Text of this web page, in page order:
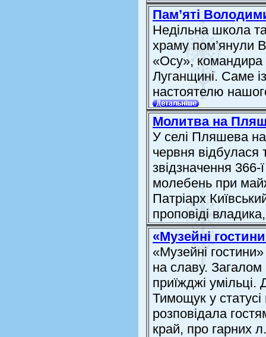
Пам’яті
Недільна школа
храму пом’янули
«Осу», командира
Луганщині. Саме
настоятелю
Молитва на
У селі Пляшева
червня відбулася
звідзначення 366-
молебень при
Патріарх
проповіді
«Музейні
«Музейні
на славу. Загалом
приїжджі
Тимощук у
розповідала
край, про гарних